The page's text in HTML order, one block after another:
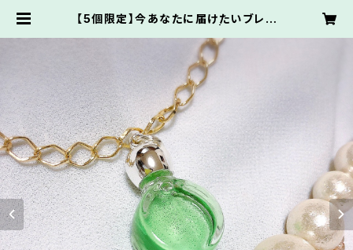
【5個限定】今あなたに届けたいブレン
e store